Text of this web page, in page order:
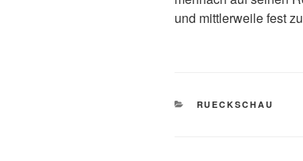
und mittlerweile fest
KATEGORIEN
RUECKSCHAU